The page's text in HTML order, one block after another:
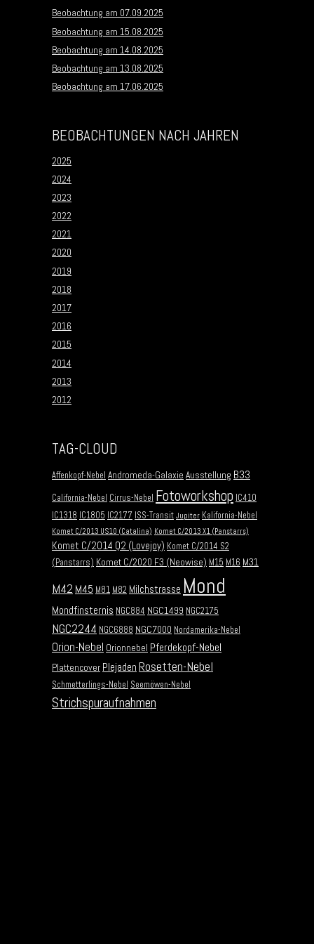
Beobachtung am 07.09.2025
Beobachtung am 15.08.2025
Beobachtung am 14.08.2025
Beobachtung am 13.08.2025
Beobachtung am 17.06.2025
BEOBACHTUNGEN NACH JAHREN
2025
2024
2023
2022
2021
2020
2019
2018
2017
2016
2015
2014
2013
2012
TAG-CLOUD
Affenkopf-Nebel Andromeda-Galaxie Ausstellung B33
California-Nebel Cirrus-Nebel Fotoworkshop IC410
IC1318 IC1805 IC2177 ISS-Transit Jupiter Kalifornia-Nebel
Komet C/2013 US10 (Catalina) Komet C/2013 X1 (Panstarrs)
Komet C/2014 Q2 (Lovejoy) Komet C/2014 S2
(Panstarrs) Komet C/2020 F3 (Neowise) M15 M16 M31
M42 M45 M81 M82 Milchstrasse Mond
Mondfinsternis NGC884 NGC1499 NGC2175
NGC2244 NGC6888 NGC7000 Nordamerika-Nebel
Orion-Nebel Orionnebel Pferdekopf-Nebel
Plattencover Plejaden Rosetten-Nebel
Schmetterlings-Nebel Seemöwen-Nebel
Strichspuraufnahmen